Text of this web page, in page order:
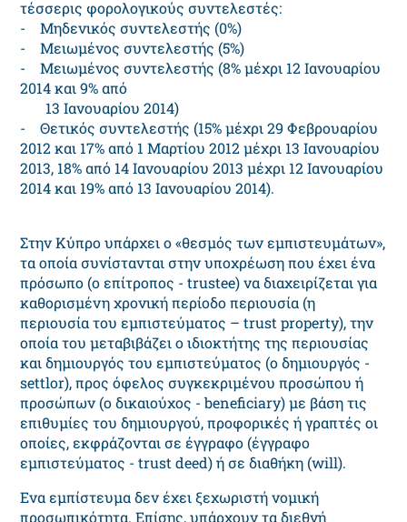
τέσσερις φορολογικούς συvτελεστές:
- Mηδενικός συντελεστής (0%)
- Mειωμένος συντελεστής (5%)
- Mειωμένος συντελεστής (8% μέχρι 12 Ιανουαρίου
2014 και 9% από
13 Ιανουαρίου 2014)
- Θετικός συντελεστής (15% μέχρι 29 Φεβρουαρίου
2012 και 17% από 1 Μαρτίου 2012 μέχρι 13 Ιανουαρίου
2013, 18% από 14 Ιανουαρίου 2013 μέχρι 12 Ιανουαρίου
2014 και 19% από 13 Ιανουαρίου 2014).
Στην Κύπρο υπάρχει ο «θεσμός των εμπιστευμάτων»,
τα οποία συνίστανται στην υποχρέωση που έχει ένα
πρόσωπο (ο επίτροπος - trustee) να διαχειρίζεται για
καθορισμένη χρονική περίοδο περιουσία (η
περιουσία του εμπιστεύματος – trust property), την
οποία του μεταβιβάζει ο ιδιοκτήτης της περιουσίας
και δημιουργός του εμπιστεύματος (ο δημιουργός -
settlor), προς όφελος συγκεκριμένου προσώπου ή
προσώπων (ο δικαιούχος - beneficiary) με βάση τις
επιθυμίες του δημιουργού, προφορικές ή γραπτές οι
οποίες, εκφράζονται σε έγγραφο (έγγραφο
εμπιστεύματος - trust deed) ή σε διαθήκη (will).
Ενα εμπίστευμα δεν έχει ξεχωριστή νομική
προσωπικότητα. Επίσης, υπάρχουν τα διεθνή